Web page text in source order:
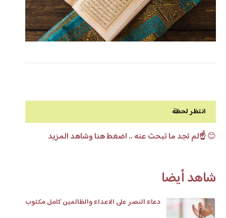
انتظر لحظة
😊☝️لم تجد ما تبحث عنه .. اضغط هنا وشاهد المزيد
شاهد أيضا
دعاء النصر على الاعداء والظالمين كامل مكتوب